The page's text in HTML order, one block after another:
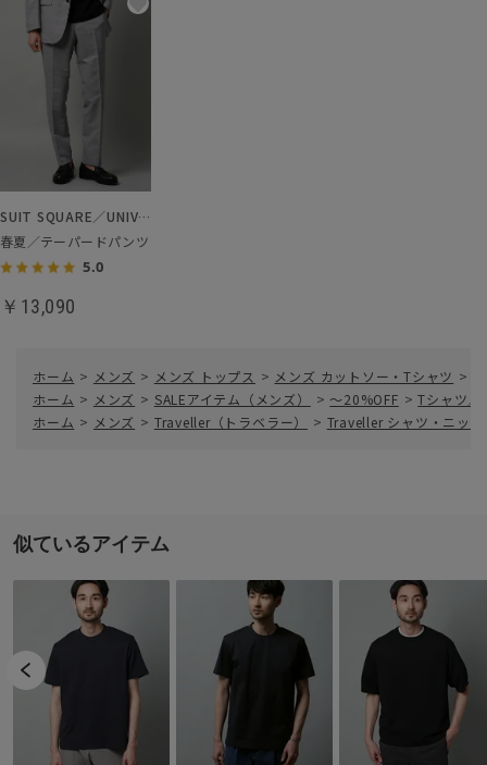
SUIT SQUARE／UNIVERSAL LANGUAGE
春夏／テーパードパンツ
5.0
￥13,090
ホーム > メンズ > メンズ トップス > メンズ カットソー・Tシャツ >
ホーム > メンズ > SALEアイテム（メンズ） > ～20%OFF > Tシャツ／
ホーム > メンズ > Traveller（トラベラー） > Traveller シャツ・ニット